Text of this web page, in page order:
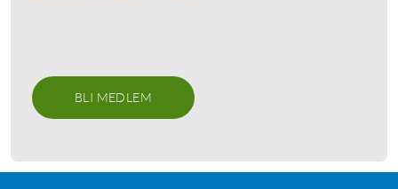
BLI MEDLEM